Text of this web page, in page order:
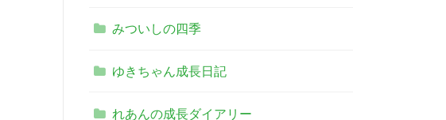
みついしの四季
ゆきちゃん成長日記
れあんの成長ダイアリー